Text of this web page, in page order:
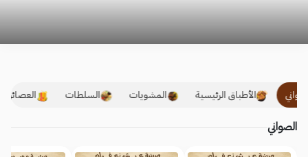
الأطباق الرئيسية المشويات السلطات العصائر
الصواني